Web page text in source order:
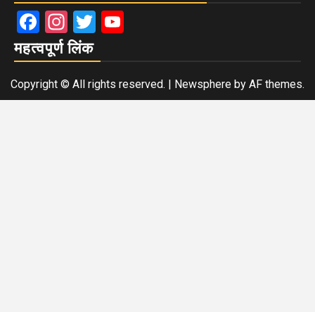
Facebook
Instagram
Twitter
महत्वपूर्ण लिंक
Copyright © All rights reserved. | Newsphere by AF themes.